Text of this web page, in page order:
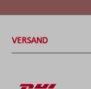
VERSAND